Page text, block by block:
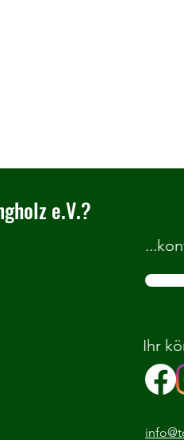
e.V.?
Ihr